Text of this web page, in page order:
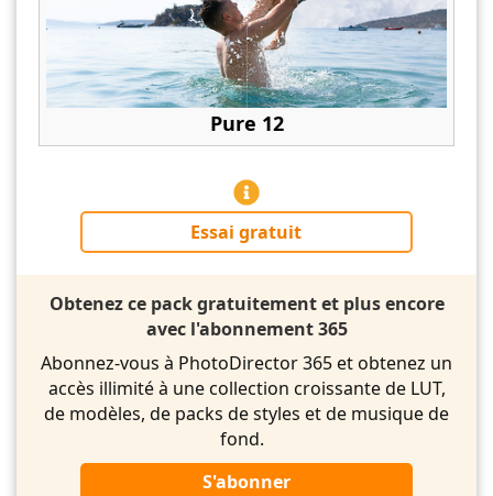
Pure 12
Essai gratuit
Obtenez ce pack gratuitement et plus encore
avec l'abonnement 365
Abonnez-vous à PhotoDirector 365 et obtenez un
accès illimité à une collection croissante de LUT,
de modèles, de packs de styles et de musique de
fond.
S'abonner